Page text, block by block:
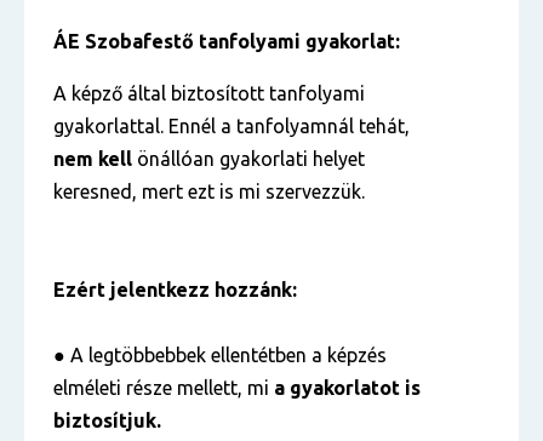
ÁE Szobafestő tanfolyami gyakorlat:
A képző által biztosított tanfolyami
gyakorlattal. Ennél a tanfolyamnál tehát,
nem kell önállóan gyakorlati helyet
keresned, mert ezt is mi szervezzük.
Ezért jelentkezz hozzánk:
● A legtöbbebbek ellentétben a képzés
elméleti része mellett, mi a gyakorlatot is
biztosítjuk.